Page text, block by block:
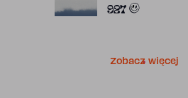
927
Zobacz więcej